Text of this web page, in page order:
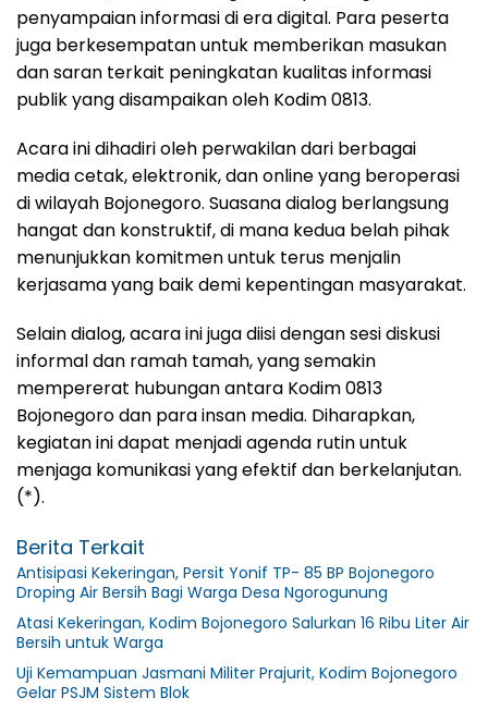
penyampaian informasi di era digital. Para peserta
juga berkesempatan untuk memberikan masukan
dan saran terkait peningkatan kualitas informasi
publik yang disampaikan oleh Kodim 0813.
Acara ini dihadiri oleh perwakilan dari berbagai
media cetak, elektronik, dan online yang beroperasi
di wilayah Bojonegoro. Suasana dialog berlangsung
hangat dan konstruktif, di mana kedua belah pihak
menunjukkan komitmen untuk terus menjalin
kerjasama yang baik demi kepentingan masyarakat.
Selain dialog, acara ini juga diisi dengan sesi diskusi
informal dan ramah tamah, yang semakin
mempererat hubungan antara Kodim 0813
Bojonegoro dan para insan media. Diharapkan,
kegiatan ini dapat menjadi agenda rutin untuk
menjaga komunikasi yang efektif dan berkelanjutan.
(*).
Berita Terkait
Antisipasi Kekeringan, Persit Yonif TP- 85 BP Bojonegoro
Droping Air Bersih Bagi Warga Desa Ngorogunung
Atasi Kekeringan, Kodim Bojonegoro Salurkan 16 Ribu Liter Air
Bersih untuk Warga
Uji Kemampuan Jasmani Militer Prajurit, Kodim Bojonegoro
Gelar PSJM Sistem Blok